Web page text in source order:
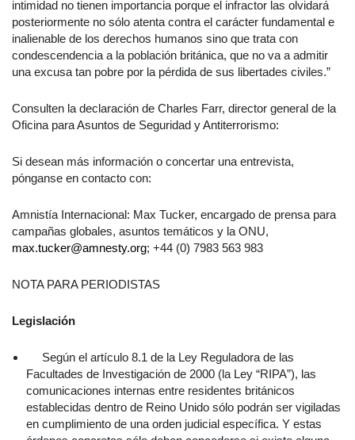
intimidad no tienen importancia porque el infractor las olvidará
posteriormente no sólo atenta contra el carácter fundamental e
inalienable de los derechos humanos sino que trata con
condescendencia a la población británica, que no va a admitir
una excusa tan pobre por la pérdida de sus libertades civiles.”
Consulten la declaración de Charles Farr, director general de la
Oficina para Asuntos de Seguridad y Antiterrorismo:
Si desean más información o concertar una entrevista,
pónganse en contacto con:
Amnistía Internacional: Max Tucker, encargado de prensa para
campañas globales, asuntos temáticos y la ONU,
max.tucker@amnesty.org; +44 (0) 7983 563 983
NOTA PARA PERIODISTAS
Legislación
Según el artículo 8.1 de la Ley Reguladora de las
Facultades de Investigación de 2000 (la Ley “RIPA”), las
comunicaciones internas entre residentes británicos
establecidas dentro de Reino Unido sólo podrán ser vigiladas
en cumplimiento de una orden judicial específica. Y estas